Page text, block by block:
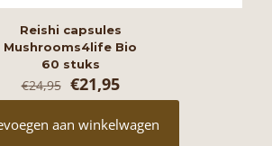
Reishi capsules
Mushrooms4life Bio
60 stuks
€24,95 Oorspronkelijke
prijs
was:
€24,95.
€21,95Huidige
prijs
is:
€21,95.
aan winkelwagen